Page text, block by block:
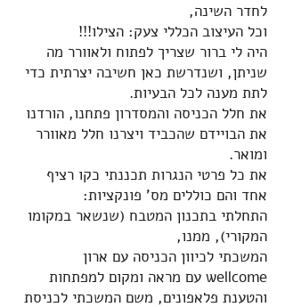
לחדר השינה,
וכל העיצוב הכללי צעק: הצילו!!!
היה לי ברור שצריך לפתוח ולאוורר מה
שניתן, ושנדרשת כאן חשיבה יצרתית כדי
לתת מענה לכל הבעיות.
את חלל הכניסה והמסדרון פתחנו, הורדנו
את הבויידם שהכביד ויצרנו חלל מאוורר
ומואר.
את כל פרטי הנגרות תכננתי כקו רציף
אחד והם כוללים מס' פונקציות:
התחלתי בתכנון המטבח (שנשאר במקומו
המקורי), ממנו,
המשכתי לכיוון הכניסה עם ארון
wellcome עם מראה ומקום למפתחות
והטענת פלאפונים, משם המשכתי לכניסת